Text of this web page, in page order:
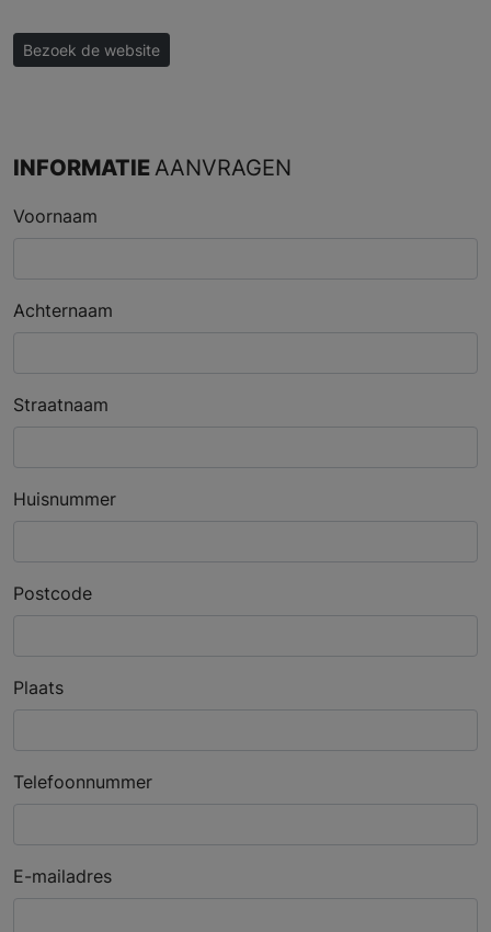
Bezoek de website
INFORMATIEAANVRAGEN
Voornaam
Achternaam
Straatnaam
Huisnummer
Postcode
Plaats
Telefoonnummer
E-mailadres